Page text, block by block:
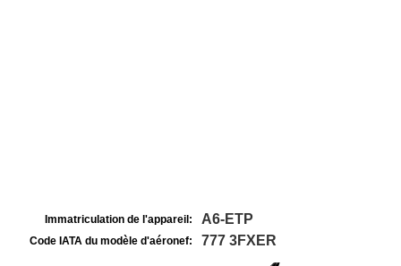
Immatriculation de l'appareil: A6-ETP
Code IATA du modèle d'aéronef: 777 3FXER